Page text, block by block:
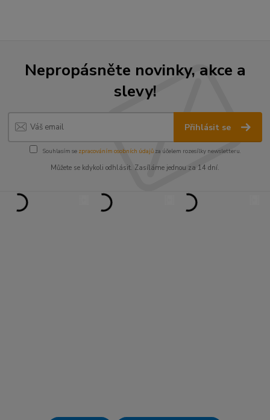
Nepropásněte novinky, akce a
slevy!
Přihlásit se
Souhlasím se zpracováním osobních údajůza účelem rozesílky newsletteru.
Můžete se kdykoli odhlásit. Zasíláme jednou za 14 dní.